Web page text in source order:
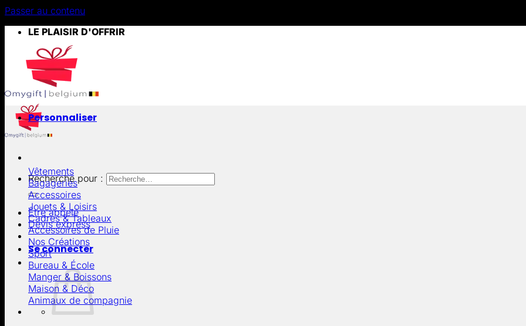
Passer au contenu
LE PLAISIR D'OFFRIR
Recherche pour :
Être appelé
Devis express
Se connecter
Personnaliser
Vêtements
Bagageries
Accessoires
Jouets & Loisirs
Cadres & Tableaux
Accessoires de Pluie
Nos Créations
Sport
Bureau & École
Manger & Boissons
Maison & Déco
Animaux de compagnie